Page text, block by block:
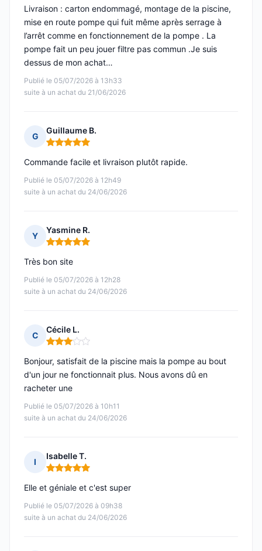
Publié le 05/07/2026 à 13h33
suite à un achat du 21/06/2026
Livraison : carton endommagé, montage de la piscine,
mise en route pompe qui fuit même après serrage à
l’arrêt comme en fonctionnement de la pompe . La
pompe fait un peu jouer filtre pas commun .Je suis
dessus de mon achat…
G
Guillaume B.
Note : 5 sur 5
Publié le 05/07/2026 à 12h49
suite à un achat du 24/06/2026
Commande facile et livraison plutôt rapide.
Y
Yasmine R.
Note : 5 sur 5
Publié le 05/07/2026 à 12h28
suite à un achat du 24/06/2026
Très bon site
C
Cécile L.
Note : 3 sur 5
Publié le 05/07/2026 à 10h11
suite à un achat du 24/06/2026
Bonjour, satisfait de la piscine mais la pompe au bout
d'un jour ne fonctionnait plus. Nous avons dû en
racheter une
I
Isabelle T.
Note : 5 sur 5
Publié le 05/07/2026 à 09h38
suite à un achat du 24/06/2026
Elle et géniale et c'est super